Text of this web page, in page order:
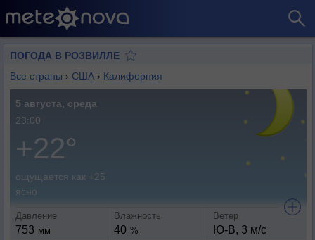
ПОГОДА В РОЗВИЛЛЕ
Все страны › США › Калифорния
5 августа, среда
23:00
+22°
ощущается как +25
ясно
Давление
753 мм
Влажность
40 %
Ветер
Ю-В, 3 м/с